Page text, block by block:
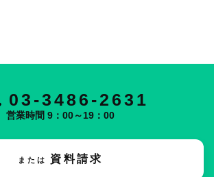
03-3486-2631
営業時間 9：00～19：00
または 資料請求